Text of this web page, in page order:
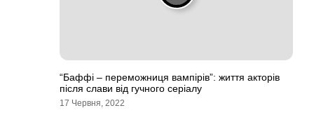
“Баффі – переможниця вампірів”: життя акторів
після слави від гучного серіалу
17 Червня, 2022